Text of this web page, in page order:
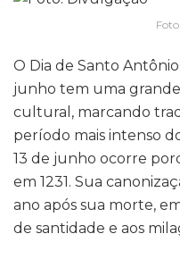
O Dia de Santo
junho tem uma
cultural, marcando
período mais intenso
13 de junho ocorre
em 1231. Sua
ano após sua morte,
de santidade e aos